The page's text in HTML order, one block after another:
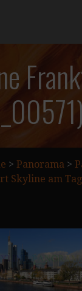
> Panorama >
Skyline am Tag